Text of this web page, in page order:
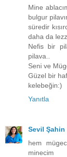
Mine
bulgur
süredir
daha da
Nefis bir
pilava..
Seni ve
Güzel bir
kelebeğin:)
Yanıtla
Sevil Şahin
hem
minecim